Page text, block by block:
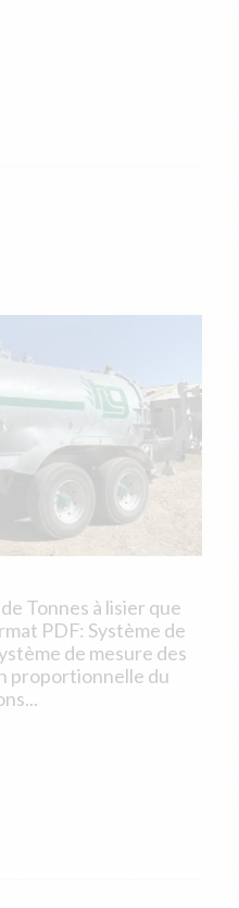
Tonnes à lisier que
PDF: Système de
de mesure des
proportionnelle du